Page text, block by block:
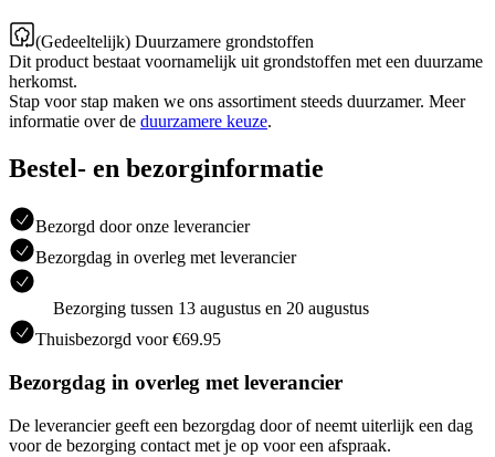
(Gedeeltelijk) Duurzamere grondstoffen
Dit product bestaat voornamelijk uit grondstoffen met een duurzame
herkomst.
Stap voor stap maken we ons assortiment steeds duurzamer. Meer
informatie over de duurzamere keuze.
Bestel- en bezorginformatie
Bezorgd door onze leverancier
Bezorgdag in overleg met leverancier
Bezorging tussen 13 augustus en 20 augustus
Thuisbezorgd voor €69.95
Bezorgdag in overleg met leverancier
De leverancier geeft een bezorgdag door of neemt uiterlijk een dag
voor de bezorging contact met je op voor een afspraak.